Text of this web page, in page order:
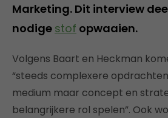
Marketing. Dit interview
nodige stof opwaaien.
Volgens Baart en Heckman
“steeds complexere
medium maar concept en
belangrijkere rol spelen”. Ook